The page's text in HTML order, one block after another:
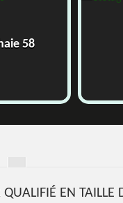
58
EN TAILLE